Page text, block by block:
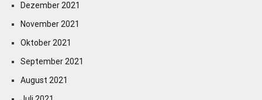
Dezember 2021
November 2021
Oktober 2021
September 2021
August 2021